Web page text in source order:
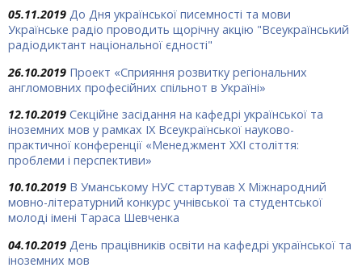
05.11.2019 До Дня української писемності та мови
Українське радіо проводить щорічну акцію "Всеукраїнський
радіодиктант національної єдності"
26.10.2019 Проект «Сприяння розвитку регіональних
англомовних професійних спільнот в Україні»
12.10.2019 Секційне засідання на кафедрі української та
іноземних мов у рамках ІХ Всеукраїнської науково-
практичної конференції «Менеджмент ХХІ століття:
проблеми і перспективи»
10.10.2019 В Уманському НУС стартував Х Міжнародний
мовно-літературний конкурс учнівської та студентської
молоді імені Тараса Шевченка
04.10.2019 День працівників освіти на кафедрі української та
іноземних мов